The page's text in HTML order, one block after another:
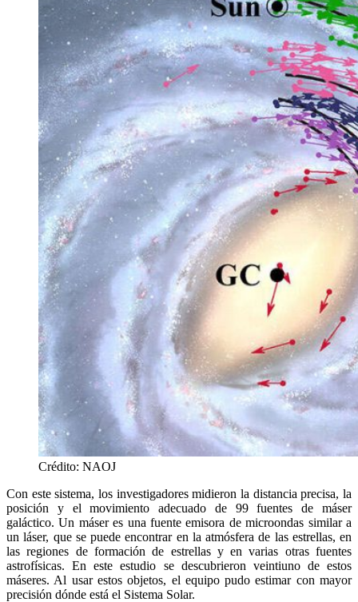
Crédito: NAOJ
Con este sistema, los investigadores midieron la distancia precisa, la
posición y el movimiento adecuado de 99 fuentes de máser
galáctico. Un máser es una fuente emisora ​​de microondas similar a
un láser, que se puede encontrar en la atmósfera de las estrellas, en
las regiones de formación de estrellas y en varias otras fuentes
astrofísicas. En este estudio se descubrieron veintiuno de estos
máseres. Al usar estos objetos, el equipo pudo estimar con mayor
precisión dónde está el Sistema Solar.